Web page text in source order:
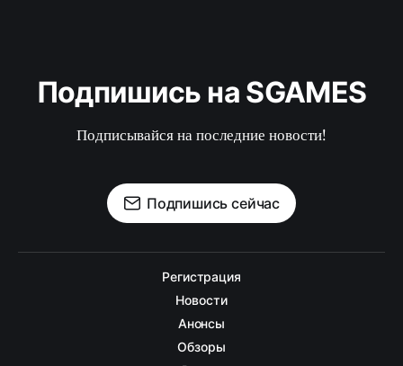
Подпишись на SGAMES
Подписывайся на последние новости!
Подпишись сейчас
Регистрация
Новости
Анонсы
Обзоры